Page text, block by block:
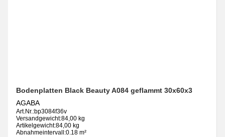
Bodenplatten Black Beauty A084 geflammt 30x60x3
AGABA
Art.Nr.:bp3084f36v
Versandgewicht:84,00 kg
Artikelgewicht:84,00 kg
Abnahmeintervall:0.18 m²